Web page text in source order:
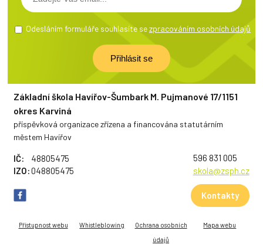
Odesláním formuláře souhlasíte sezpracováním osobních údajů
Základní škola Havířov-Šumbark M. Pujmanové 17/1151
okres Karviná
příspěvková organizace zřízena a financována statutárním
městem Havířov
IČ:
48805475
IZO:048805475
596 831 005
skola@zsph.cz
Kontakty
Přístupnost webu Whistleblowing
Ochrana osobních
údajů
Mapa webu